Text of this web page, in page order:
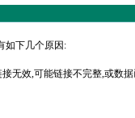
如下几个原因:
无效,可能链接不完整,或数